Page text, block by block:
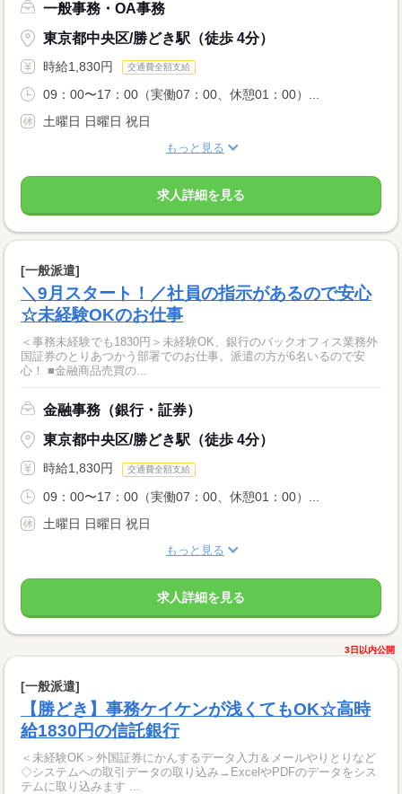
一般事務・OA事務
東京都中央区/勝どき駅（徒歩 4分）
時給1,830円 交通費全額支給
09：00〜17：00（実働07：00、休憩01：00）...
土曜日 日曜日 祝日
もっと見る
求人詳細を見る
[一般派遣]
＼9月スタート！／社員の指示があるので安心
☆未経験OKのお仕事
＜事務未経験でも1830円＞未経験OK、銀行のバックオフィス業務外
国証券のとりあつかう部署でのお仕事。派遣の方が6名いるので安
心！ ■金融商品売買の...
金融事務（銀行・証券）
東京都中央区/勝どき駅（徒歩 4分）
時給1,830円 交通費全額支給
09：00〜17：00（実働07：00、休憩01：00）...
土曜日 日曜日 祝日
もっと見る
求人詳細を見る
3日以内公開
[一般派遣]
【勝どき】事務ケイケンが浅くてもOK☆高時
給1830円の信託銀行
＜未経験OK＞外国証券にかんするデータ入力＆メールやりとりなど
◇システムへの取引データの取り込み→ExcelやPDFのデータをシス
テムに取り込みます ...